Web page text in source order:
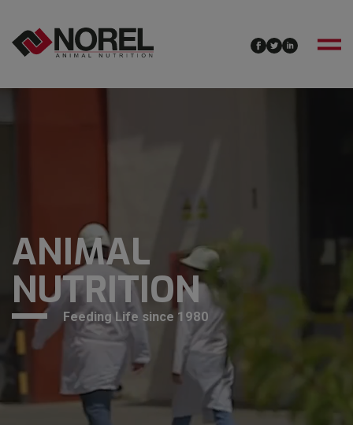
ANIMAL
NUTRITION
Feeding Life since 1980